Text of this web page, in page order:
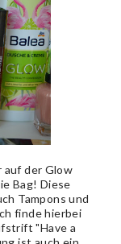
der Glow
Bag! Diese
Tampons und
finde hierbei
"Have a